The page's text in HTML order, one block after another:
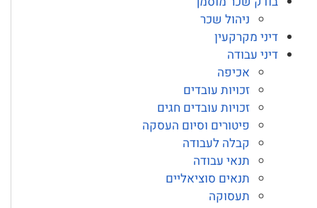
ניהול שכר
דיני מקרקעין
דיני עבודה
אכיפה
זכויות עובדים
זכויות עובדים חגים
פיטורים וסיום העסקה
קבלה לעבודה
תנאי עבודה
תנאים סוציאליים
תעסוקה